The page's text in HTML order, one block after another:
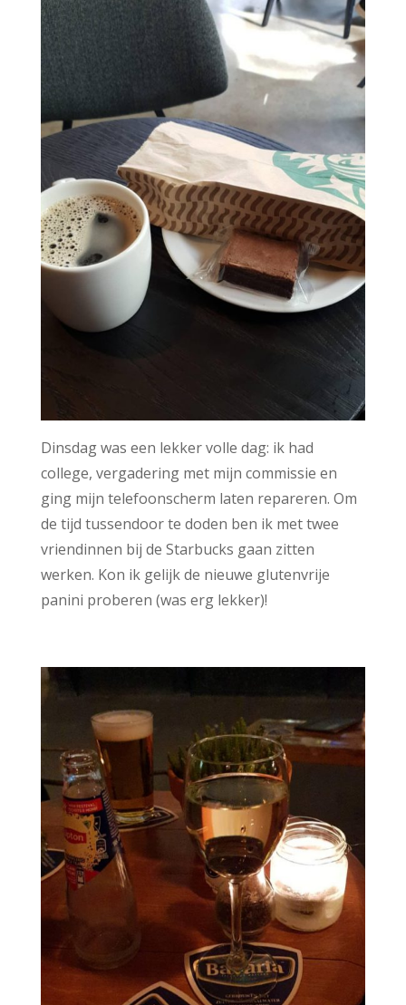
Dinsdag was een lekker volle dag: ik had
college, vergadering met mijn commissie en
ging mijn telefoonscherm laten repareren. Om
de tijd tussendoor te doden ben ik met twee
vriendinnen bij de Starbucks gaan zitten
werken. Kon ik gelijk de nieuwe glutenvrije
panini proberen (was erg lekker)!